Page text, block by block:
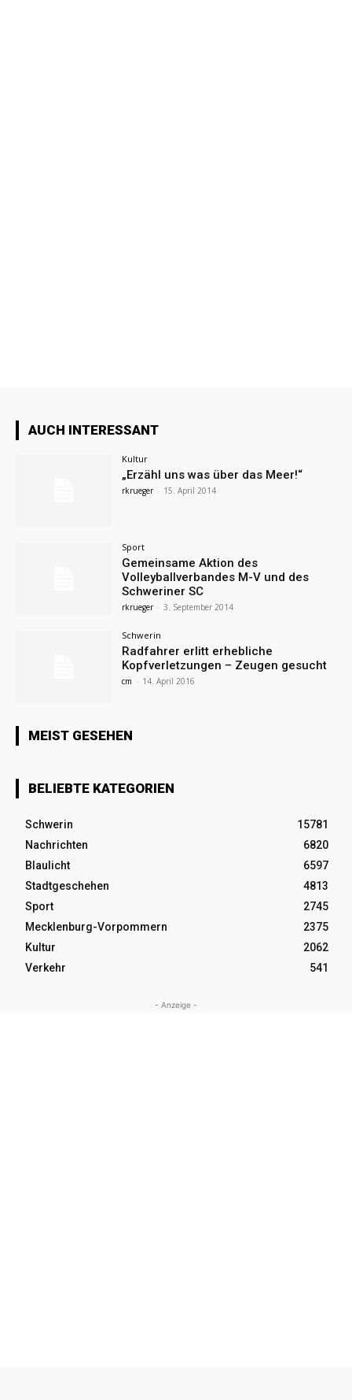
AUCH INTERESSANT
Kultur
„Erzähl uns was über das Meer!“
rkrueger - 15. April 2014
Sport
Gemeinsame Aktion des
Volleyballverbandes M-V und des
Schweriner SC
rkrueger - 3. September 2014
Schwerin
Radfahrer erlitt erhebliche
Kopfverletzungen – Zeugen gesucht
cm - 14. April 2016
MEIST GESEHEN
BELIEBTE KATEGORIEN
Schwerin
15781
Nachrichten
6820
Blaulicht
6597
Stadtgeschehen
4813
Sport
2745
Mecklenburg-Vorpommern
2375
Kultur
2062
Verkehr
541
- Anzeige -